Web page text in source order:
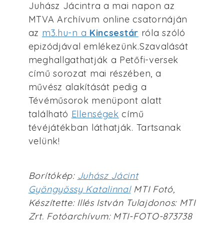
Juhász Jácintra a mai napon az
MTVA Archívum online csatornáján
az m3.hu-n a Kincsestár róla szóló
epizódjával emlékezünk.Szavalását
meghallgathatják a Petőfi-versek
című sorozat mai részében, a
művész alakítását pedig a
Tévéműsorok menüpont alatt
található Ellenségek című
tévéjátékban láthatják. Tartsanak
velünk!
Borítókép: Juhász Jácint
Gyöngyössy KatalinnalMTI Fotó,
Készítette: Illés István Tulajdonos: MTI
Zrt. Fotóarchívum: MTI-FOTO-873738